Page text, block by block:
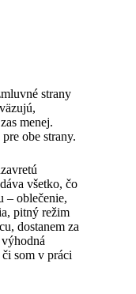
strany
menej.
obe strany.
všetko, čo
– oblečenie,
pitný režim
dostanem za
som v práci